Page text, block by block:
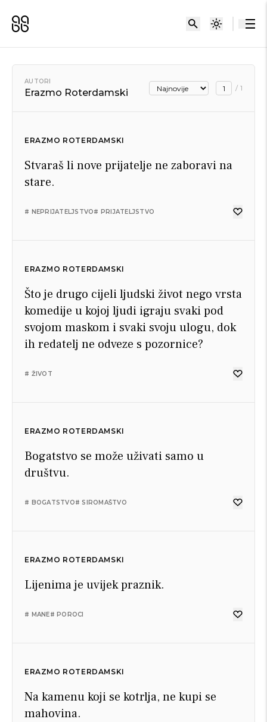
AUTORI
Erazmo Roterdamski / 1
ERAZMO ROTERDAMSKI
Stvaraš li nove prijatelje ne zaboravi na
stare.
# NEPRIJATELJSTVO# PRIJATELJSTVO
ERAZMO ROTERDAMSKI
Što je drugo cijeli ljudski život nego vrsta
komedije u kojoj ljudi igraju svaki pod
svojom maskom i svaki svoju ulogu, dok
ih redatelj ne odveze s pozornice?
# ŽIVOT
ERAZMO ROTERDAMSKI
Bogatstvo se može uživati samo u
društvu.
# BOGATSTVO# SIROMAŠTVO
ERAZMO ROTERDAMSKI
Lijenima je uvijek praznik.
# MANE# POROCI
ERAZMO ROTERDAMSKI
Na kamenu koji se kotrlja, ne kupi se
mahovina.